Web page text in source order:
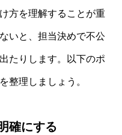
方を理解することが重
いと、担当決めで不公
たりします。以下のポ
整理しましょう。
確にする